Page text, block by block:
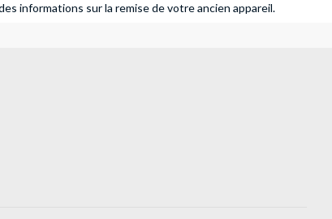
informations sur la remise de votre ancien appareil.